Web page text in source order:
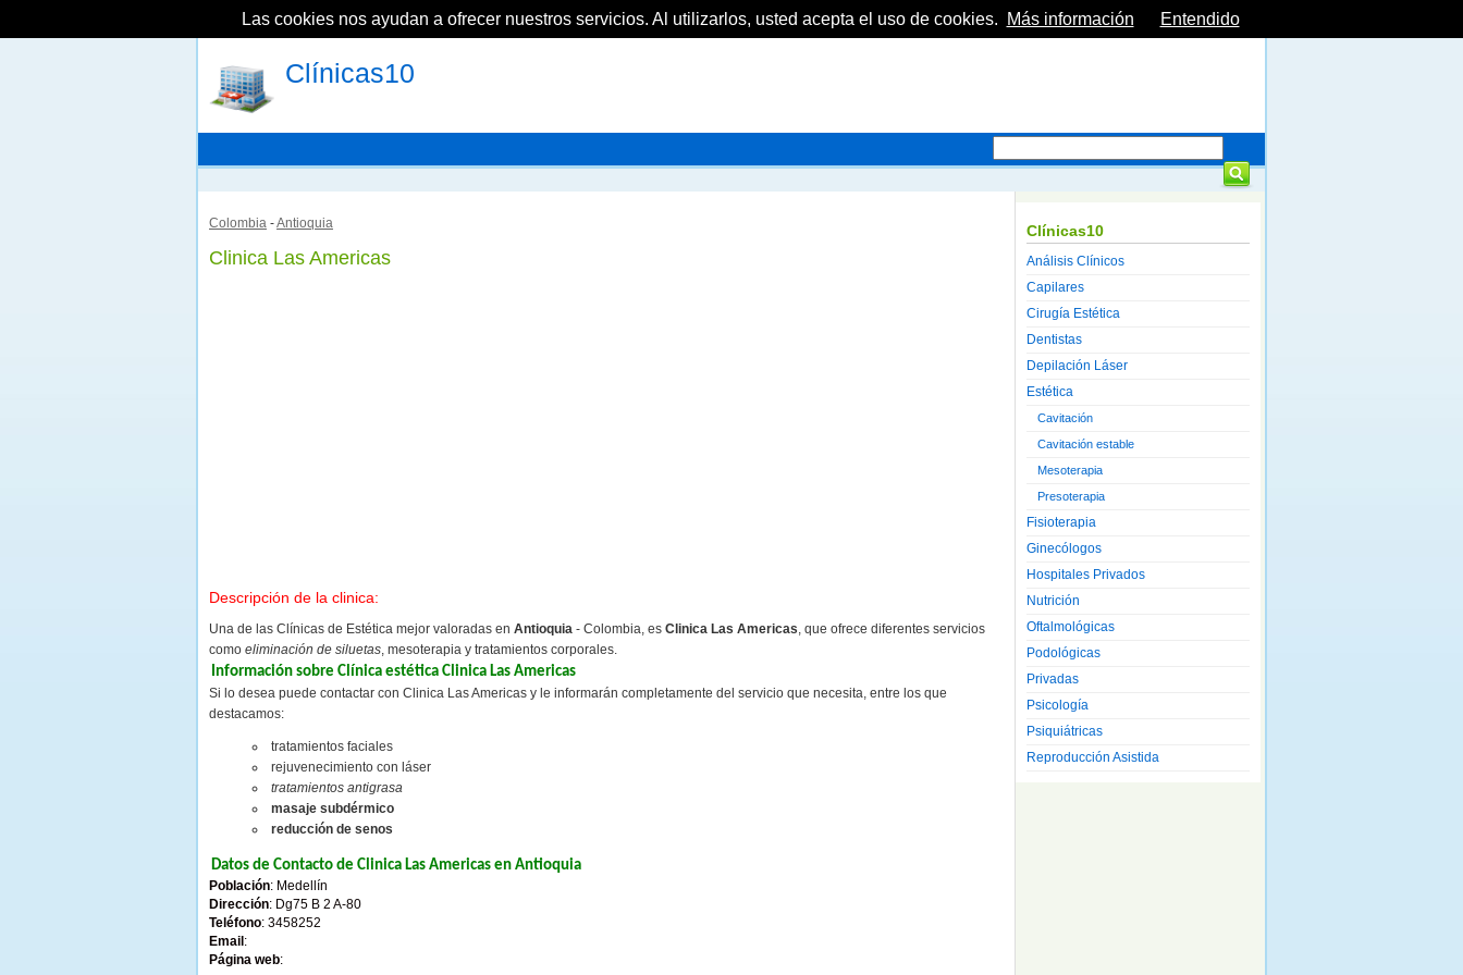
Clínicas10
Colombia -Antioquia
Clinica Las Americas
Descripción de la clinica:
Una de las Clínicas de Estética mejor valoradas en Antioquia - Colombia, es Clinica Las Americas, que ofrece diferentes servicios
como eliminación de siluetas, mesoterapia y tratamientos corporales.
Información sobre Clínica estética Clinica Las Americas
Si lo desea puede contactar con Clinica Las Americas y le informarán completamente del servicio que necesita, entre los que
destacamos:
tratamientos faciales
rejuvenecimiento con láser
tratamientos antigrasa
masaje subdérmico
reducción de senos
Datos de Contacto de Clinica Las Americas en Antioquia
Población: Medellín
Dirección: Dg75 B 2 A-80
Teléfono: 3458252
Email :
Página web:
Clínicas10
Análisis Clínicos
Capilares
Cirugía Estética
Dentistas
Depilación Láser
Estética
Cavitación
Cavitación estable
Mesoterapia
Presoterapia
Fisioterapia
Ginecólogos
Hospitales Privados
Nutrición
Oftalmológicas
Podológicas
Privadas
Psicología
Psiquiátricas
Reproducción Asistida
Las cookies nos ayudan a ofrecer nuestros servicios. Al utilizarlos, usted acepta el uso de cookies. Más información Entendido